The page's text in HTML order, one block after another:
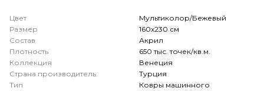
Цвет
Мультиколор/Бежевый
Размер
160х230 см
Состав
Акрил
Плотность
650 тыс. точек/кв.м.
Коллекция
Венеция
Страна производитель
Турция
Тип
Ковры машинного